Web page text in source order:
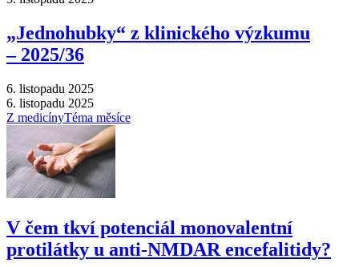
„Jednohubky“ z klinického výzkumu
–⁠ 2025/36
6. listopadu 2025
6. listopadu 2025
Z medicínyTéma měsíce
V čem tkví potenciál monovalentní
protilátky u anti-NMDAR encefalitidy?